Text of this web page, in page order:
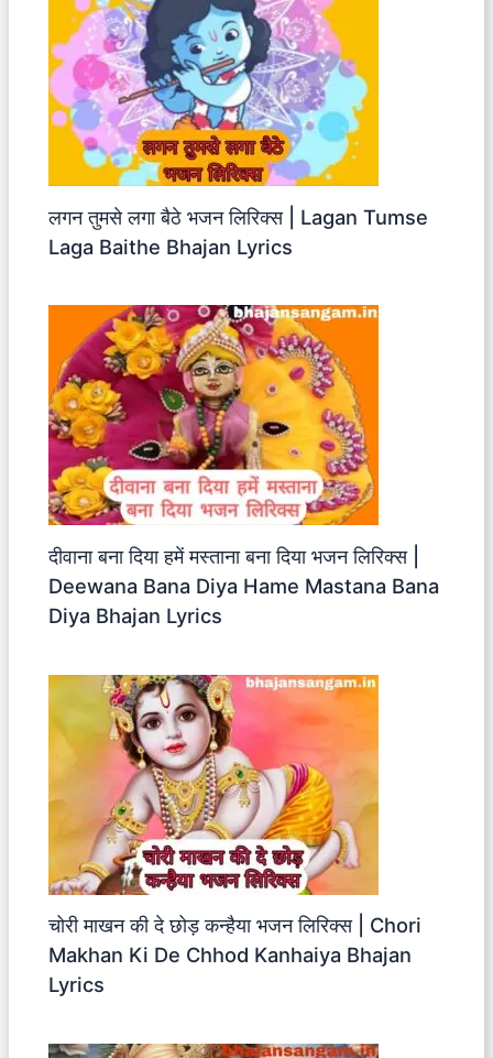
लगन तुमसे लगा बैठे भजन लिरिक्स | Lagan Tumse
Laga Baithe Bhajan Lyrics
दीवाना बना दिया हमें मस्ताना बना दिया भजन लिरिक्स |
Deewana Bana Diya Hame Mastana Bana
Diya Bhajan Lyrics
चोरी माखन की दे छोड़ कन्हैया भजन लिरिक्स | Chori
Makhan Ki De Chhod Kanhaiya Bhajan
Lyrics